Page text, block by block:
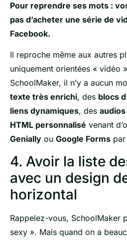
Pour reprendre ses mots :
pas d’acheter une série de
Facebook.
Il reproche même aux autres
uniquement orientées « vidéo
SchoolMaker, il n’y a aucun
texte très enrichi, des blocs
liens dynamiques, des audios
HTML personnalisé venant
Genially ou Google Forms
4. Avoir la liste
avec un design
horizontal
Rappelez-vous, SchoolMaker
sexy ». Mais quand on a